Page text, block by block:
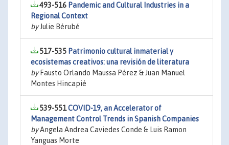
493-516 Pandemic and Cultural Industries in a
Regional Context
byJulie Bérubé
517-535 Patrimonio cultural inmaterial y
ecosistemas creativos: una revisión de literatura
byFausto Orlando Maussa Pérez & Juan Manuel
Montes Hincapié
539-551COVID-19, an Accelerator of
Management Control Trends in Spanish Companies
byAngela Andrea Caviedes Conde & Luis Ramon
Yanguas Morte